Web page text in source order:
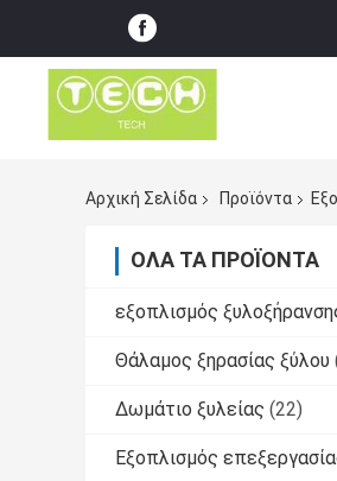
Αρχική Σελίδα Προϊόντα
ΌΛΑ ΤΑ ΠΡΟΪΌΝΤΑ
εξοπλισμός
Θάλαμος ξηρασίας ξύλου
Δωμάτιο ξυλείας (22)
Εξοπλισμός